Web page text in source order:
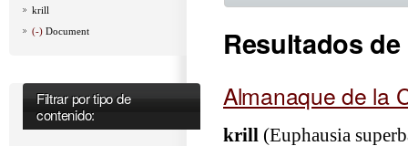
krill
(-) Document
Filtrar por tipo de
contenido:
Resultados
Almanaque de la
krill (Euphausia